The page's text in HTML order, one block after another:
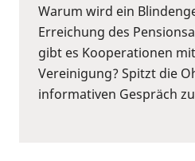
Warum wird ein
Erreichung des
gibt es Kooperationen
Vereinigung? Spitzt die
informativen Gespräch